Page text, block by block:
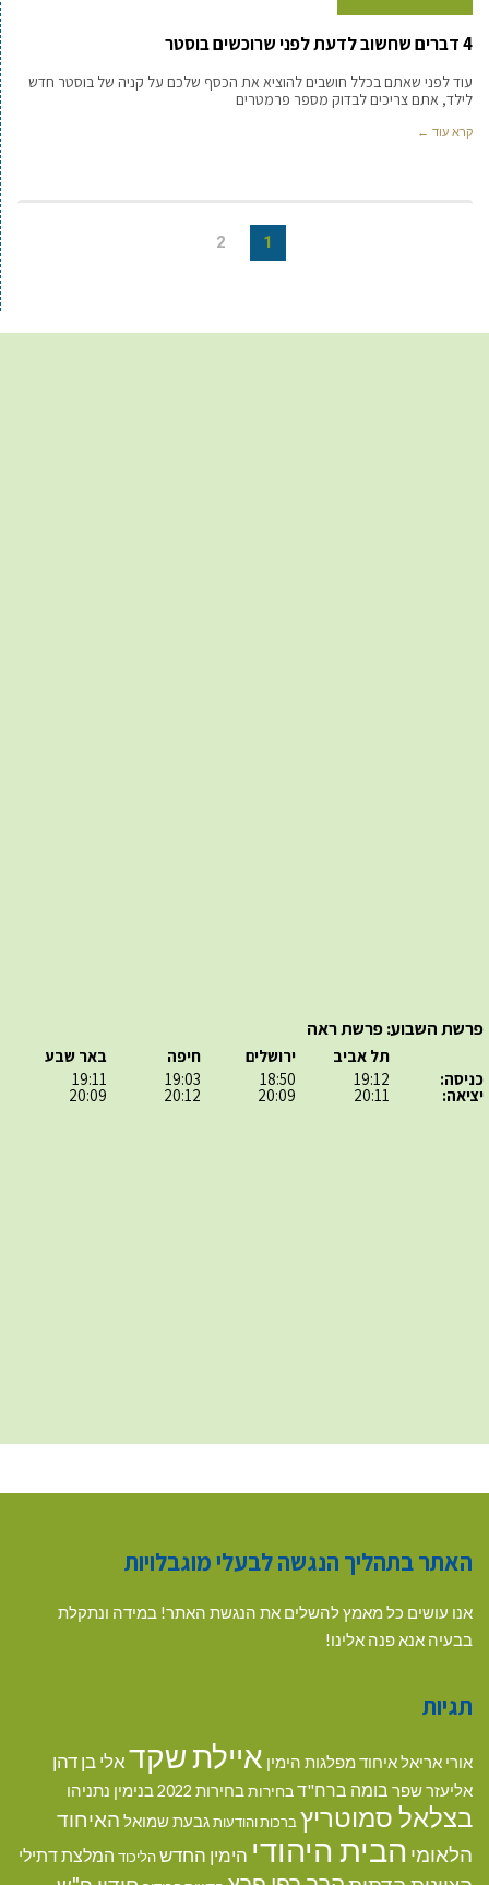
4 דברים שחשוב לדעת לפני שרוכשים בוסטר
עוד לפני שאתם בכלל חושבים להוציא את הכסף שלכם על קניה של בוסטר חדש
לילד, אתם צריכים לבדוק מספר פרמטרים
קרא עוד ←
1
2
פרשת השבוע: פרשת ראה
כניסה:
יציאה:
תל אביב
19:12
20:11
ירושלים
18:50
20:09
חיפה
19:03
20:12
באר שבע
19:11
20:09
האתר בתהליך הנגשה לבעלי מוגבלויות
אנו עושים כל מאמץ להשלים את הנגשת האתר! במידה ונתקלת
בבעיה אנא פנה אלינו!
תגיות
אורי אריאלאיחוד מפלגות הימין איילת שקדאלי בן דהן
אליעזר שפר בומה ברח"דבחירות בחירות 2022 בנימין נתניהו
בצלאל סמוטריץ ברכות והודעותגבעת שמואל האיחוד
הלאומי הבית היהודי הימין החדשהליכוד המלצת דתילי